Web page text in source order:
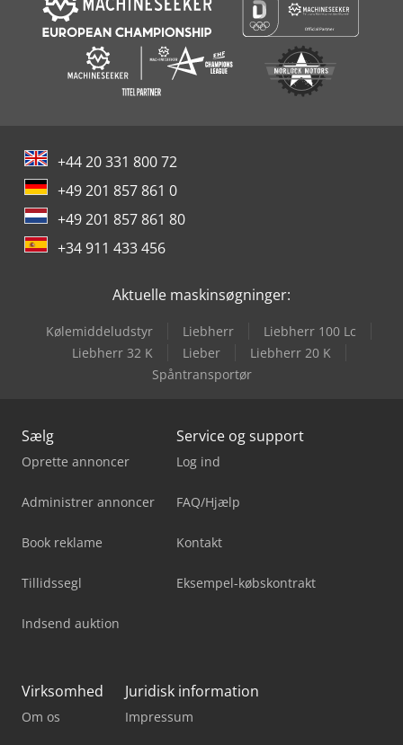
+44 20 331 800 72
+49 201 857 861 0
+49 201 857 861 80
+34 911 433 456
Aktuelle maskinsøgninger:
Kølemiddeludstyr Liebherr
Liebherr 100 Lc
Liebherr 32 K
Lieber
Liebherr 20 K
Spåntransportør
Sælg
Oprette annoncer
Administrer annoncer
Book reklame
Tillidssegl
Indsend auktion
Service og support
Log ind
FAQ/Hjælp
Kontakt
Eksempel-købskontrakt
Virksomhed
Om os
Juridisk information
Impressum